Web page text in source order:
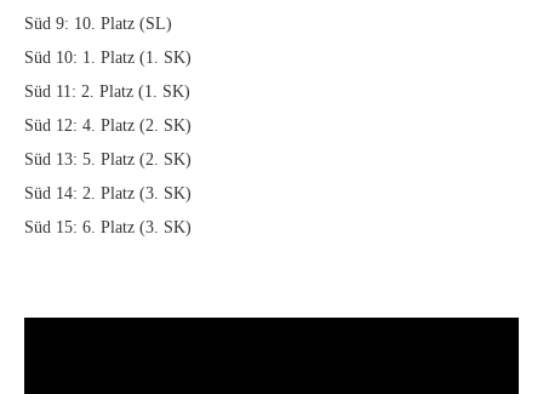
Süd 9: 10. Platz (SL)
Süd 10: 1. Platz (1. SK)
Süd 11: 2. Platz (1. SK)
Süd 12: 4. Platz (2. SK)
Süd 13: 5. Platz (2. SK)
Süd 14: 2. Platz (3. SK)
Süd 15: 6. Platz (3. SK)